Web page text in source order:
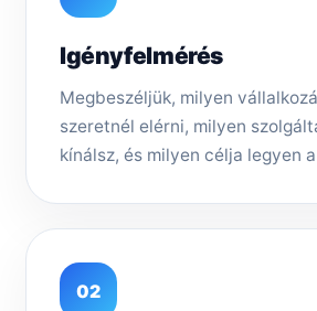
Igényfelmérés
Megbeszéljük, milyen
szeretnél elérni, milyen
kínálsz, és milyen célja legyen
02